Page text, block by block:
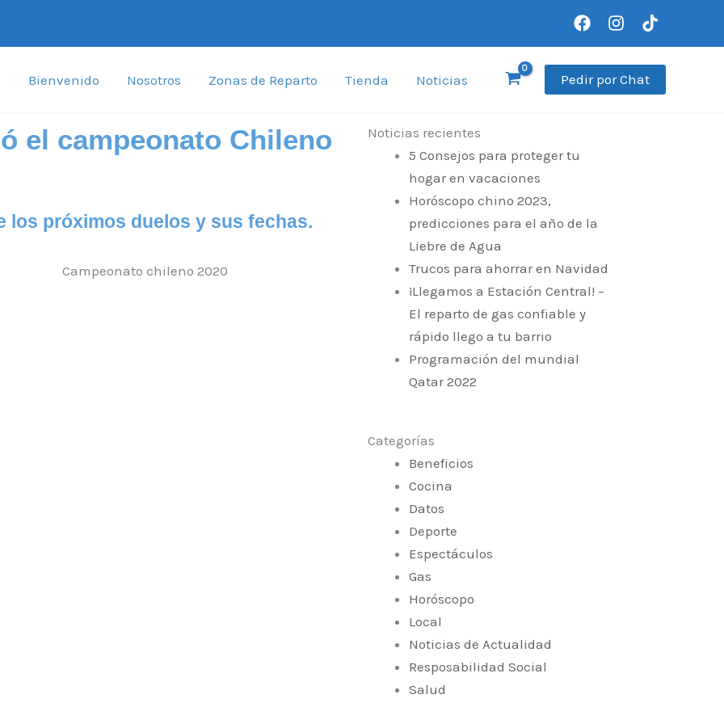
Bienvenido Nosotros Zonas de Reparto Tienda Noticias Pedir por Chat
el campeonato Chileno
los próximos duelos y sus fechas.
Noticias recientes
5 Consejos para proteger tu
hogar en vacaciones
Horóscopo chino 2023,
predicciones para el año de la
Liebre de Agua
Trucos para ahorrar en Navidad
¡Llegamos a Estación Central! –
El reparto de gas confiable y
rápido llego a tu barrio
Programación del mundial
Qatar 2022
Categorías
Beneficios
Cocina
Datos
Deporte
Espectáculos
Gas
Horóscopo
Local
Noticias de Actualidad
Resposabilidad Social
Salud